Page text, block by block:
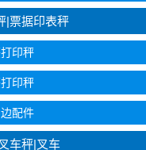
|票据印表秤
印秤
印秤
配件
车秤|叉车